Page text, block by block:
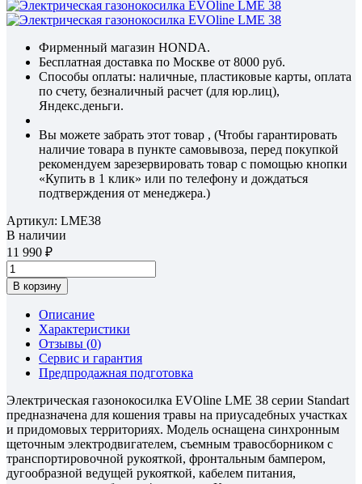
Фирменный магазин HONDA.
Бесплатная доставка по Москве от 8000 руб.
Способы оплаты: наличные, пластиковые карты, оплата
по счету, безналичный расчет (для юр.лиц),
Яндекс.деньги.
Вы можете забрать этот товар , (Чтобы гарантировать
наличие товара в пункте самовывоза, перед покупкой
рекомендуем зарезервировать товар с помощью кнопки
«Купить в 1 клик» или по телефону и дождаться
подтверждения от менеджера.)
Артикул: LME38
В наличии
11 990
В корзину
Описание
Характеристики
Отзывы (0)
Сервис и гарантия
Предпродажная подготовка
Электрическая газонокосилка EVOline LME 38 серии Standart
предназначена для кошения травы на приусадебных участках
и придомовых территориях. Модель оcнащена синхронным
щеточным электродвигателем, съемным травосборником с
транспортировочной рукояткой, фронтальным бампером,
дугообразной ведущей рукояткой, кабелем питания,